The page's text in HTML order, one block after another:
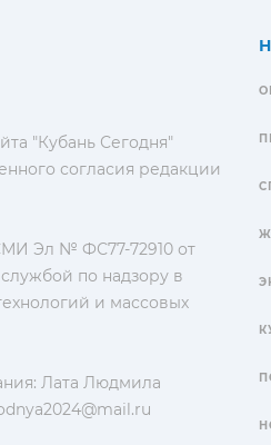
"Кубань Сегодня"
согласия редакции
Эл № ФС77-72910 от
по надзору в
и массовых
Лата Людмила